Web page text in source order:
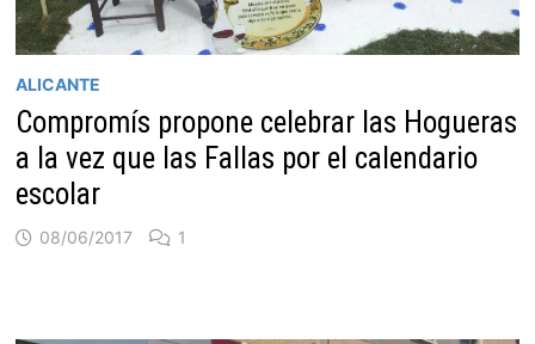
ALICANTE
Compromís propone celebrar las Hogueras
a la vez que las Fallas por el calendario
escolar
08/06/2017 1